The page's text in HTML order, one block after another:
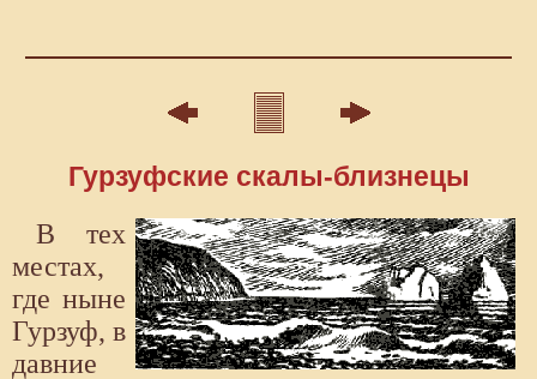
Гурзуфские скалы-близнецы
В тех
местах,
где ныне
Гурзуф, в
давние